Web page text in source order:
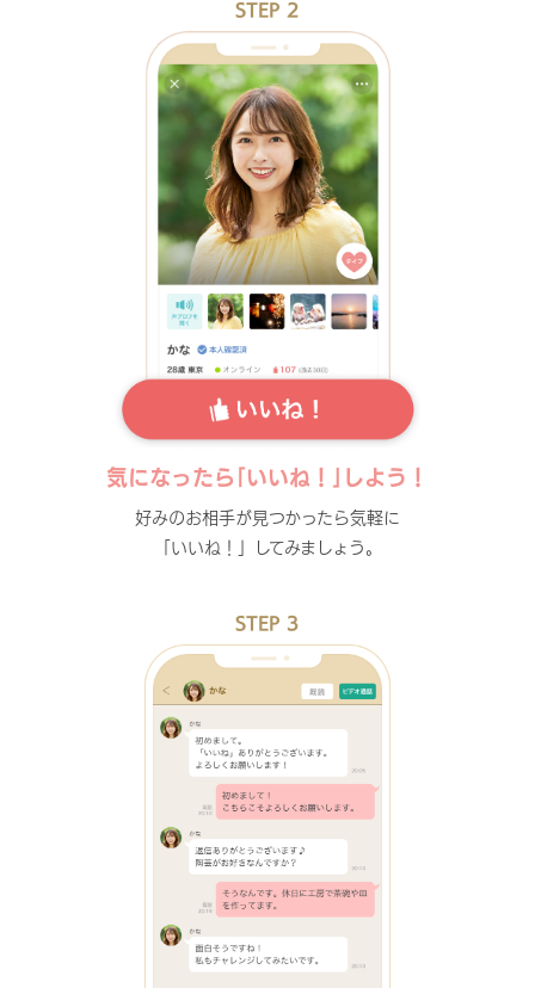
STEP 2
気になったら｢いいね！｣しよう！
好みのお相手が見つかったら気軽に
「いいね！」してみましょう。
STEP 3